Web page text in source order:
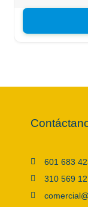
601 683
310 569